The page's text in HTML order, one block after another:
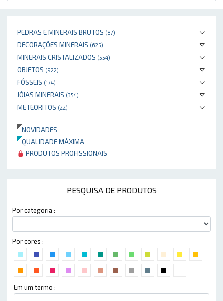
PEDRAS E MINERAIS BRUTOS (87)
DECORAÇÕES MINERAIS (625)
MINERAIS CRISTALIZADOS (554)
OBJETOS (922)
FÓSSEIS (174)
JÓIAS MINERAIS (354)
METEORITOS (22)
NOVIDADES
QUALIDADE MÁXIMA
PRODUTOS PROFISSIONAIS
PESQUISA DE PRODUTOS
Por categoria :
Por cores :
Em um termo :